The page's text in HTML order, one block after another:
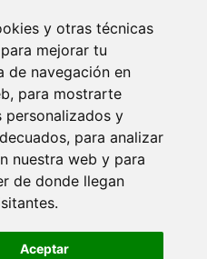
y otras técnicas
mejorar tu
de navegación en
para mostrarte
personalizados y
para analizar
nuestra web y para
de donde llegan
Aceptar
preferences
claveles.es